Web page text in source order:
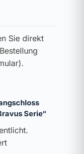
Sie direkt
Serie“